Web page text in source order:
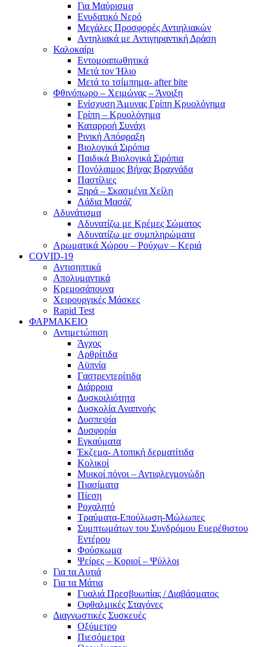
Για Μαύρισμα
Ενυδατικό Νερό
Μεγάλες Προσφορές Αντιηλιακών
Αντηλιακά με Αντιγηραντική Δράση
Καλοκαίρι
Εντομοαπωθητικά
Μετά τον Ήλιο
Μετά το τσίμπημα- after bite
Φθινόπωρο – Χειμώνας – Άνοιξη
Ενίσχυση Άμυνας Γρίπη Κρυολόγημα
Γρίπη – Κρυολόγημα
Καταρροή Συνάχι
Ρινική Απόφραξη
Βιολογικά Σιρόπια
Παιδικά Βιολογικά Σιρόπια
Πονόλαιμος Βήχας Βραχνάδα
Παστίλιες
Ξηρά – Σκασμένα Χείλη
Λάδια Μασάζ
Αδυνάτισμα
Αδυνατίζω με Κρέμες Σώματος
Αδυνατίζω με συμπληρώματα
Αρωματικά Χώρου – Ρούχων – Κεριά
COVID-19
Αντισηπτικά
Απολυμαντικά
Κρεμοσάπουνα
Χειρουργικές Μάσκες
Rapid Test
ΦΑΡΜΑΚΕΙΟ
Αντιμετώπιση
Άγχος
Αρθρίτιδα
Αϋπνία
Γαστρεντερίτιδα
Διάρροια
Δυσκοιλιότητα
Δυσκολία Αναπνοής
Δυσπεψία
Δυσφορία
Εγκαύματα
Έκζεμα- Ατοπική δερματίτιδα
Κολικοί
Μυικοί πόνοι – Αντιφλεγμονώδη
Πιασίματα
Πίεση
Ροχαλητό
Τραύματα-Επούλωση-Μώλωπες
Συμπτωμάτων του Συνδρόμου Ευερέθιστου
Εντέρου
Φούσκωμα
Ψείρες – Κοριοί – Ψύλλοι
Για τα Αυτιά
Για τα Μάτια
Γυαλιά Πρεσβυωπίας / Διαβάσματος
Οφθαλμικές Σταγόνες
Διαγνωστικές Συσκευές
Οξύμετρο
Πιεσόμετρα